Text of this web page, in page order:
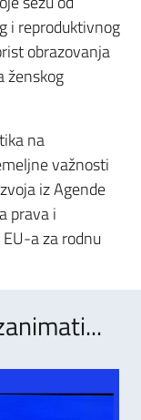
i reproduktivnog
obrazovanja
ženskog
na
važnosti
iz Agende
prava i
a za rodnu